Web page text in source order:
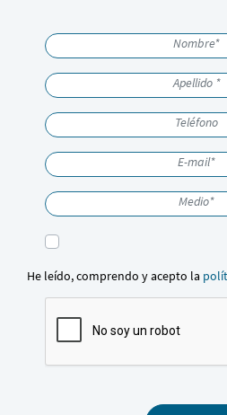
He leído, comprendo y acepto la